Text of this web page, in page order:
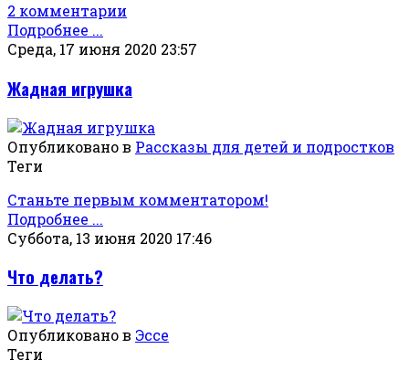
2 комментарии
Подробнее ...
Среда, 17 июня 2020 23:57
Жадная игрушка
Опубликовано в Рассказы для детей и подростков
Теги
Станьте первым комментатором!
Подробнее ...
Суббота, 13 июня 2020 17:46
Что делать?
Опубликовано в Эссе
Теги